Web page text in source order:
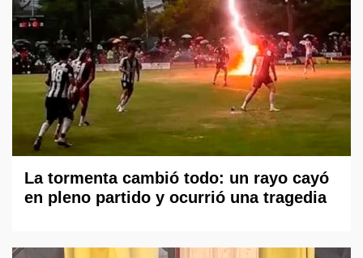
La tormenta cambió todo: un rayo cayó
en pleno partido y ocurrió una tragedia